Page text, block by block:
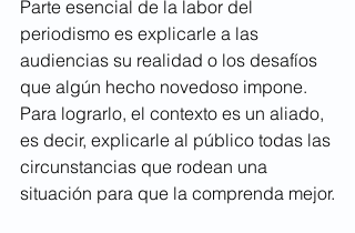
Parte esencial de la labor del
periodismo es explicarle a las
audiencias su realidad o los desafíos
que algún hecho novedoso impone.
Para lograrlo, el contexto es un aliado,
es decir, explicarle al público todas las
circunstancias que rodean una
situación para que la comprenda mejor.